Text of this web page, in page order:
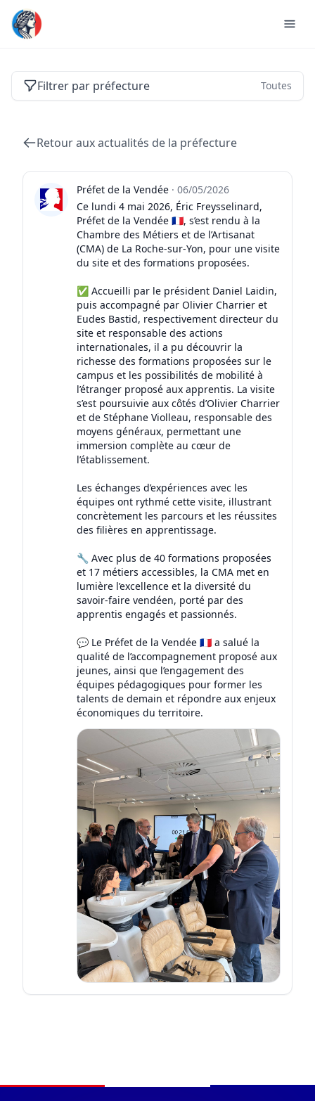
Actualités des préfectures de France
Filtrer par préfecture Toutes
Retour aux actualités de la préfecture
Préfet de la Vendée · 06/05/2026
Ce lundi 4 mai 2026, Éric Freysselinard,
Préfet de la Vendée 🇫🇷, s’est rendu à la
Chambre des Métiers et de l’Artisanat
(CMA) de La Roche-sur-Yon, pour une visite
du site et des formations proposées.
✅ Accueilli par le président Daniel Laidin,
puis accompagné par Olivier Charrier et
Eudes Bastid, respectivement directeur du
site et responsable des actions
internationales, il a pu découvrir la
richesse des formations proposées sur le
campus et les possibilités de mobilité à
l’étranger proposé aux apprentis. La visite
s’est poursuivie aux côtés d’Olivier Charrier
et de Stéphane Violleau, responsable des
moyens généraux, permettant une
immersion complète au cœur de
l’établissement.
Les échanges d’expériences avec les
équipes ont rythmé cette visite, illustrant
concrètement les parcours et les réussites
des filières en apprentissage.
🔧 Avec plus de 40 formations proposées
et 17 métiers accessibles, la CMA met en
lumière l’excellence et la diversité du
savoir-faire vendéen, porté par des
apprentis engagés et passionnés.
💬 Le Préfet de la Vendée 🇫🇷 a salué la
qualité de l’accompagnement proposé aux
jeunes, ainsi que l’engagement des
équipes pédagogiques pour former les
talents de demain et répondre aux enjeux
économiques du territoire.